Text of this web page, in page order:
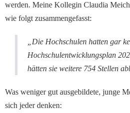
werden. Meine Kollegin Claudia
wie folgt zusammengefasst:
„Die Hochschulen hatten gar
Hochschulentwicklungsplan
hätten sie weitere 754 Stellen
Was weniger gut ausgebildete, junge
sich jeder denken: